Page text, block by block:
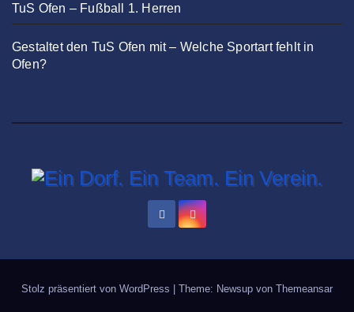
TuS Ofen – Fußball 1. Herren
Gestaltet den TuS Ofen mit – Welche Sportart fehlt in
Ofen?
Stolz präsentiert von WordPress Theme: Newsup von Themeansar